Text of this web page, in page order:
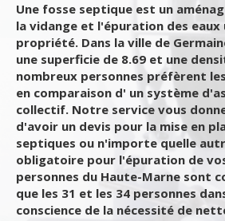
Une fosse septique est un
la vidange et l'épuration des eaux
propriété. Dans la ville de
une superficie de 8.69 et une
nombreux personnes préfèrent
en comparaison d' un système
collectif. Notre service vous
d'avoir un devis pour la mise en
septiques ou n'importe quelle
obligatoire pour l'épuration de
personnes du Haute-Marne sont
que les 31 et les 34 personnes
conscience de la nécessité de